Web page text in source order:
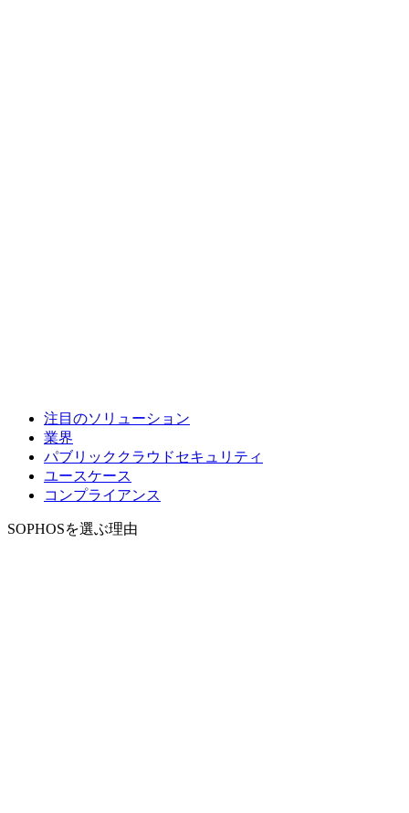
注目のソリューション
業界
パブリッククラウドセキュリティ
ユースケース
コンプライアンス
SOPHOSを選ぶ理由